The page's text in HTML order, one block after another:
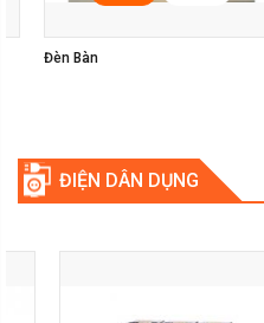
Đèn Bàn
ĐIỆN DÂN DỤNG